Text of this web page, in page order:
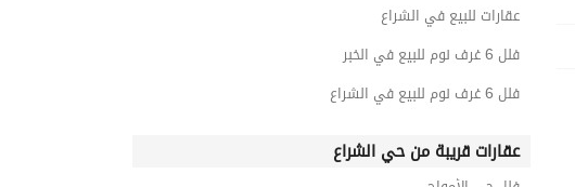
عقارات للبيع في الشراع
فلل 6 غرف نوم للبيع في الخبر
فلل 6 غرف نوم للبيع في الشراع
عقارات قريبة من حي الشراع